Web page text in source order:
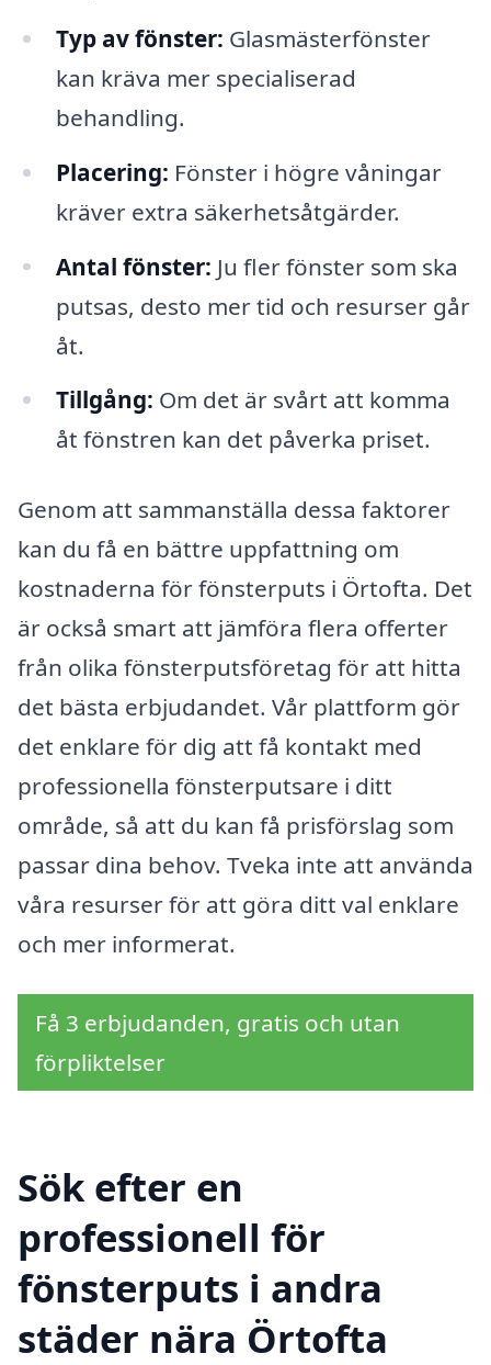
Typ av fönster: Glasmästerfönster
kan kräva mer specialiserad
behandling.
Placering: Fönster i högre våningar
kräver extra säkerhetsåtgärder.
Antal fönster: Ju fler fönster som ska
putsas, desto mer tid och resurser går
åt.
Tillgång: Om det är svårt att komma
åt fönstren kan det påverka priset.
Genom att sammanställa dessa faktorer
kan du få en bättre uppfattning om
kostnaderna för fönsterputs i Örtofta. Det
är också smart att jämföra flera offerter
från olika fönsterputsföretag för att hitta
det bästa erbjudandet. Vår plattform gör
det enklare för dig att få kontakt med
professionella fönsterputsare i ditt
område, så att du kan få prisförslag som
passar dina behov. Tveka inte att använda
våra resurser för att göra ditt val enklare
och mer informerat.
Få 3 erbjudanden, gratis och utan
förpliktelser
Sök efter en
professionell för
fönsterputs i andra
städer nära Örtofta